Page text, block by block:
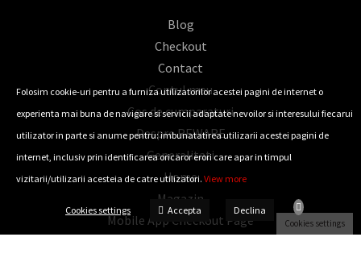
Blog
Checkout
Contact
Contul meu
Cos de cumparaturi
Despre REWARE
Generalitati
Home
Magazin
Mobile App Checkout Page
Folosim cookie-uri pentru a furniza utilizatorilor acestei pagini de internet o
experienta mai buna de navigare si servicii adaptate nevoilor si interesului fiecarui
utilizator in parte si anume pentru: imbunatatirea utilizarii acestei pagini de
internet, inclusiv prin identificarea oricaror erori care apar in timpul
vizitarii/utilizarii acesteia de catre utilizatori. View more
Cookies settings Accepta Declina
Cookies settings